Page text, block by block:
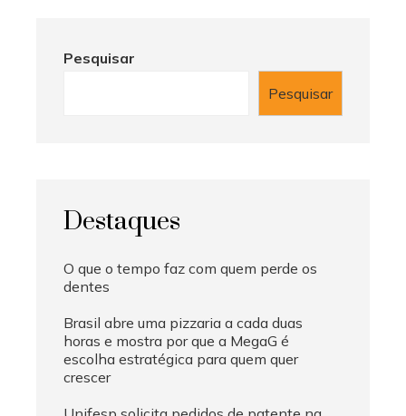
Pesquisar
Pesquisar
Destaques
O que o tempo faz com quem perde os
dentes
Brasil abre uma pizzaria a cada duas
horas e mostra por que a MegaG é
escolha estratégica para quem quer
crescer